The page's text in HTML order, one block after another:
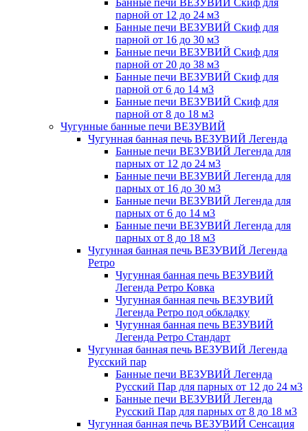
Банные печи ВЕЗУВИЙ Скиф для
парной от 12 до 24 м3
Банные печи ВЕЗУВИЙ Скиф для
парной от 16 до 30 м3
Банные печи ВЕЗУВИЙ Скиф для
парной от 20 до 38 м3
Банные печи ВЕЗУВИЙ Скиф для
парной от 6 до 14 м3
Банные печи ВЕЗУВИЙ Скиф для
парной от 8 до 18 м3
Чугунные банные печи ВЕЗУВИЙ
Чугунная банная печь ВЕЗУВИЙ Легенда
Банные печи ВЕЗУВИЙ Легенда для
парных от 12 до 24 м3
Банные печи ВЕЗУВИЙ Легенда для
парных от 16 до 30 м3
Банные печи ВЕЗУВИЙ Легенда для
парных от 6 до 14 м3
Банные печи ВЕЗУВИЙ Легенда для
парных от 8 до 18 м3
Чугунная банная печь ВЕЗУВИЙ Легенда
Ретро
Чугунная банная печь ВЕЗУВИЙ
Легенда Ретро Ковка
Чугунная банная печь ВЕЗУВИЙ
Легенда Ретро под обкладку
Чугунная банная печь ВЕЗУВИЙ
Легенда Ретро Стандарт
Чугунная банная печь ВЕЗУВИЙ Легенда
Русский пар
Банные печи ВЕЗУВИЙ Легенда
Русский Пар для парных от 12 до 24 м3
Банные печи ВЕЗУВИЙ Легенда
Русский Пар для парных от 8 до 18 м3
Чугунная банная печь ВЕЗУВИЙ Сенсация